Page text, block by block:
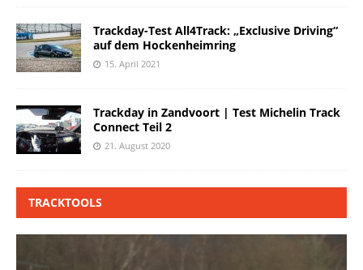
Trackday-Test All4Track: „Exclusive Driving“
auf dem Hockenheimring
15. April 2021
Trackday in Zandvoort | Test Michelin Track
Connect Teil 2
21. August 2020
TRACKTOOLS